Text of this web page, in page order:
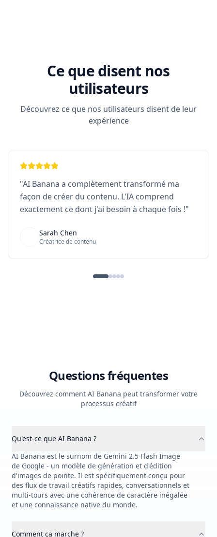
Ce que disent nos
utilisateurs
Découvrez ce que nos utilisateurs disent de leur
expérience
"AI Banana a complètement transformé ma
façon de créer du contenu. L'IA comprend
exactement ce dont j'ai besoin à chaque fois !"
Sarah Chen
Créatrice de contenu
Questions fréquentes
Découvrez comment AI Banana peut transformer votre
processus créatif
Qu'est-ce que AI Banana ?
AI Banana est le surnom de Gemini 2.5 Flash Image
de Google - un modèle de génération et d'édition
d'images de pointe. Il est spécifiquement conçu pour
des flux de travail créatifs rapides, conversationnels et
multi-tours avec une cohérence de caractère inégalée
et une connaissance native du monde.
Comment ça marche ?